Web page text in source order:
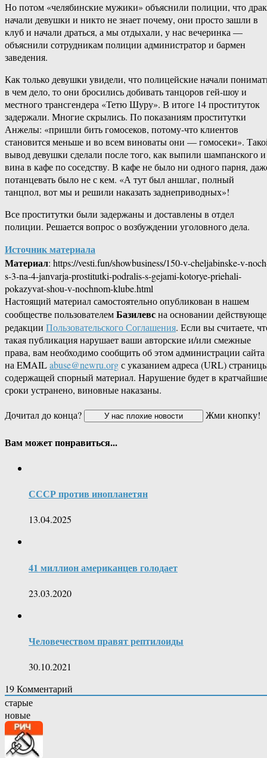
Но потом «челябинские мужики» объяснили полиции, что
начали девушки и никто не знает почему, они просто зашли в
клуб и начали драться, а мы отдыхали, у нас вечеринка —
объяснили сотрудникам полиции администратор и бармен
заведения.
Как только девушки увидели, что полицейские начали
в чем дело, то они бросились добивать танцоров гей-шоу и
местного трансгендера «Тетю Шуру». В итоге 14 проституток
задержали. Многие скрылись. По показаниям проститутки
Анжелы: «пришли бить гомосеков, потому-что клиентов
становится меньше и во всем виноваты они — гомосеки».
вывод девушки сделали после того, как выпили шампанского и
вина в кафе по соседству. В кафе не было ни одного парня,
потанцевать было не с кем. «А тут был аншлаг, полный
танцпол, вот мы и решили наказать заднеприводных»!
Все проститутки были задержаны и доставлены в отдел
полиции. Решается вопрос о возбуждении уголовного дела.
Источник материала
Материал: https://vesti.fun/showbusiness/150-v-cheljabinske-v-
s-3-na-4-janvarja-prostitutki-podralis-s-gejami-kotorye-priehali-
pokazyvat-shou-v-nochnom-klube.html
Настоящий материал самостоятельно опубликован в нашем
сообществе пользователемБазилевсна основании
редакции Пользовательского Соглашения. Если вы считаете,
такая публикация нарушает ваши авторские и/или смежные
права, вам необходимо сообщить об этом администрации сайта
на EMAILabuse@newru.orgс указанием адреса (URL)
содержащей спорный материал. Нарушение будет в кратчайшие
сроки устранено, виновные наказаны.
Дочитал до конца?
Жми кнопку!
Вам может понравиться...
СССР против инопланетян
13.04.2025
41 миллион американцев голодает
23.03.2020
Человечеством правят рептилоиды
30.10.2021
19Комментарий
старые
новые